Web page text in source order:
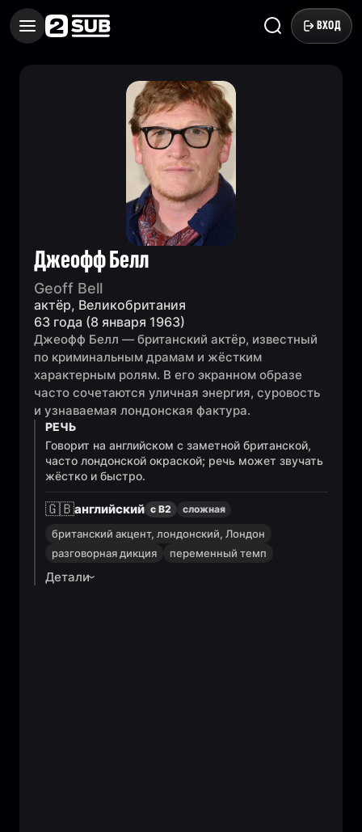
ВХОД
Джеофф Белл
Geoff Bell
актёр, Великобритания
63 года (8 января 1963)
Джеофф Белл — британский актёр, известный
по криминальным драмам и жёстким
характерным ролям. В его экранном образе
часто сочетаются уличная энергия, суровость
и узнаваемая лондонская фактура.
РЕЧЬ
Говорит на английском с заметной британской,
часто лондонской окраской; речь может звучать
жёстко и быстро.
🇬🇧английский с B2 сложная
британский акцент, лондонский, Лондон
разговорная дикция
переменный темп
Детали